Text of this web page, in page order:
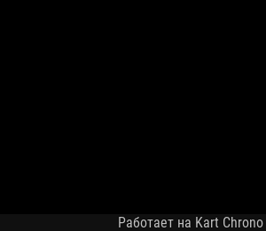
Работает на Kart Chrono